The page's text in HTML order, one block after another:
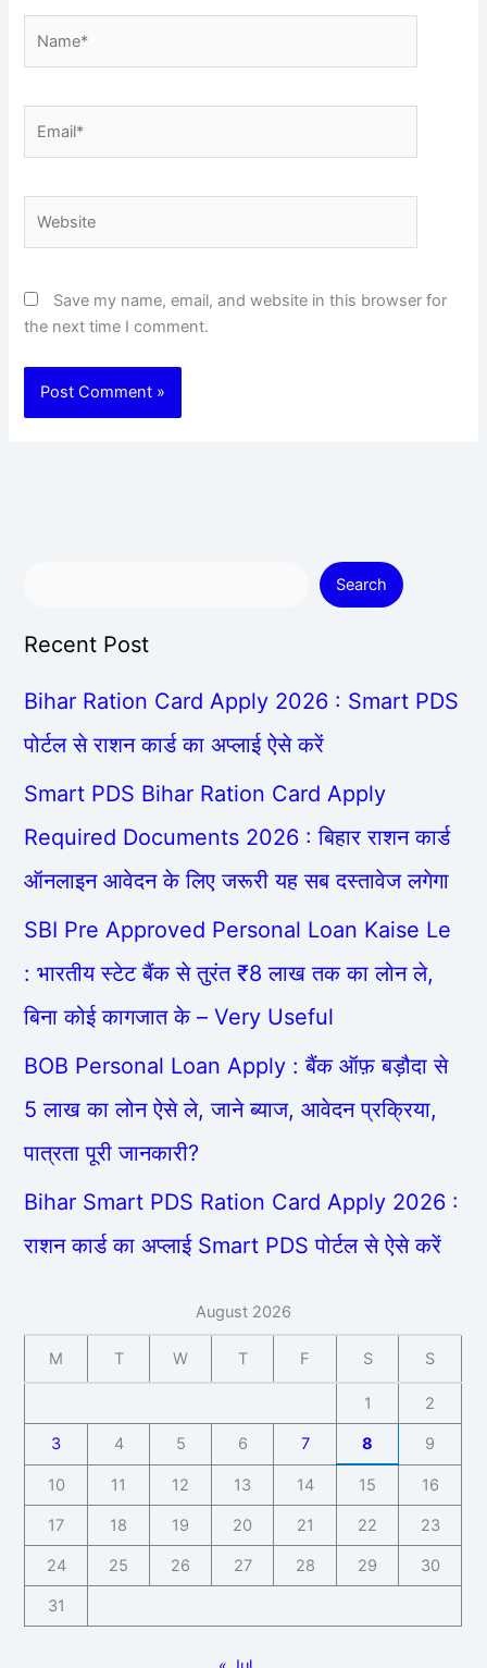
Save my name, email, and website in this browser for
the next time I comment.
Search
Recent Post
Bihar Ration Card Apply 2026 : Smart PDS
पोर्टल से राशन कार्ड का अप्लाई ऐसे करें
Smart PDS Bihar Ration Card Apply
Required Documents 2026 : बिहार राशन कार्ड
ऑनलाइन आवेदन के लिए जरूरी यह सब दस्तावेज लगेगा
SBI Pre Approved Personal Loan Kaise Le
: भारतीय स्टेट बैंक से तुरंत ₹8 लाख तक का लोन ले,
बिना कोई कागजात के – Very Useful
BOB Personal Loan Apply : बैंक ऑफ़ बड़ौदा से
5 लाख का लोन ऐसे ले, जाने ब्याज, आवेदन प्रक्रिया,
पात्रता पूरी जानकारी?
Bihar Smart PDS Ration Card Apply 2026 :
राशन कार्ड का अप्लाई Smart PDS पोर्टल से ऐसे करें
August 2026
M T W T F S S
1 2
3 4 5 6 7 8 9
10 11 12 13 14 15 16
17 18 19 20 21 22 23
24 25 26 27 28 29 30
31